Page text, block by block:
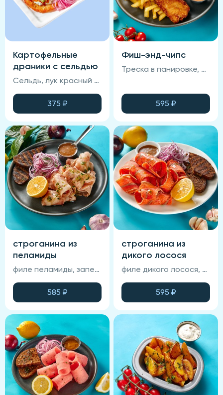
Картофельные
драники с сельдью
Сельдь, лук красный маринованный, сус горчичный, драники картофельные, зелень, огурцы маринованные, фирменный соус
375 ₽
Фиш-энд-чипс
Треска в панировке, соус фирменный, соус спайси, картофель фри.
595 ₽
строганина из
пеламиды
филе пеламиды, запеченный хлеб, лук маринованный, фирменный соус, лимон
585 ₽
строганина из
дикого лосося
филе дикого лосося, запеченный хлеб, лук маринованный, фирменный соус, лимон
595 ₽